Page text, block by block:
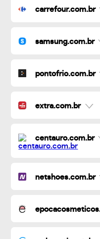
carrefour.com.br
samsung.com.br
pontofrio.com.br
extra.com.br
centauro.com.br
netshoes.com.br